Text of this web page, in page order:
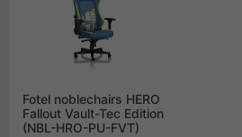
Fotel noblechairs HERO
Fallout Vault-Tec Edition
(NBL-HRO-PU-FVT)